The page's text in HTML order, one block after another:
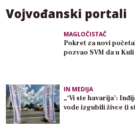
Vojvođanski portali
MAGLOČISTAČ
Pokret za novi
pozvao SVM da u
IN MEDIJA
„‘Vi ste havarija’:
vode izgubili živce (i